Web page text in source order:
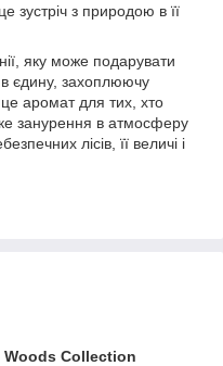
зустріч з природою в її
яку може подарувати
єдину, захоплюючу
аромат для тих, хто
занурення в атмосферу
лісів, її величі і
Woods Collection